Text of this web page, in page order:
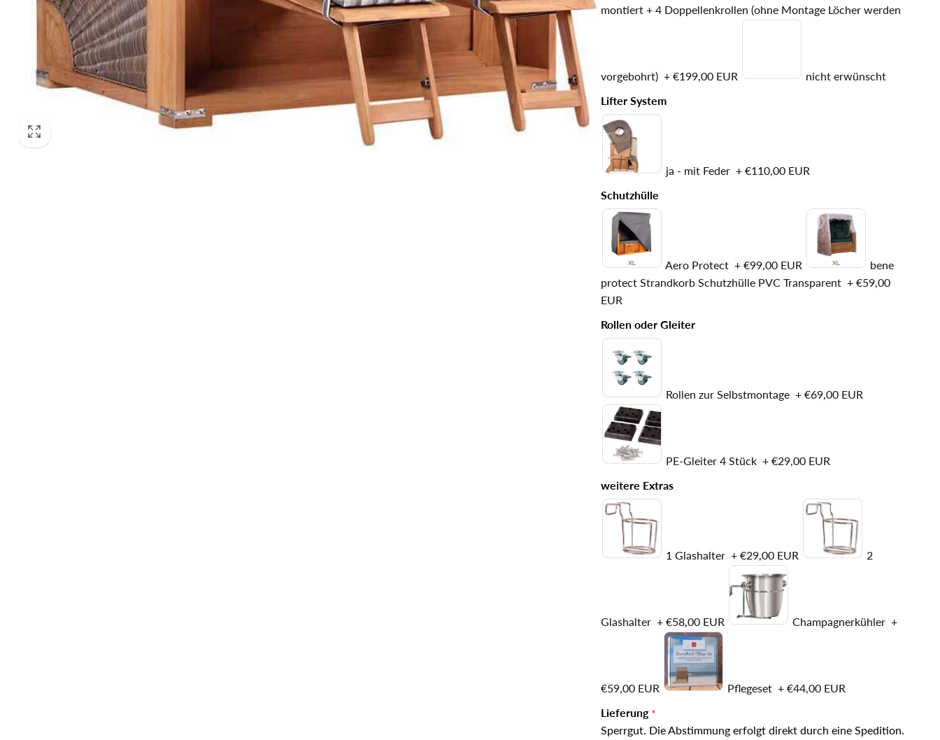
montiert + 4 Doppellenkrollen (ohne Montage Löcher werden
vorgebohrt) + €199,00 EUR
nicht erwünscht
Lifter System
ja - mit Feder + €110,00 EUR
Schutzhülle
Aero Protect + €99,00 EUR
bene
protect Strandkorb Schutzhülle PVC Transparent + €59,00
EUR
Rollen oder Gleiter
Rollen zur Selbstmontage + €69,00 EUR
PE-Gleiter 4 Stück + €29,00 EUR
weitere Extras
1 Glashalter + €29,00 EUR 2
Glashalter + €58,00 EUR Champagnerkühler +
€59,00 EUR Pflegeset + €44,00 EUR
Lieferung
Sperrgut. Die Abstimmung erfolgt direkt durch eine Spedition.